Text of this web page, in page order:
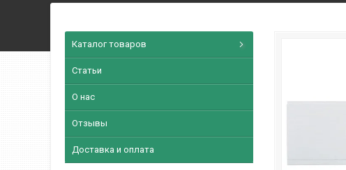
Каталог товаров
Статьи
О нас
Отзывы
Доставка и оплата